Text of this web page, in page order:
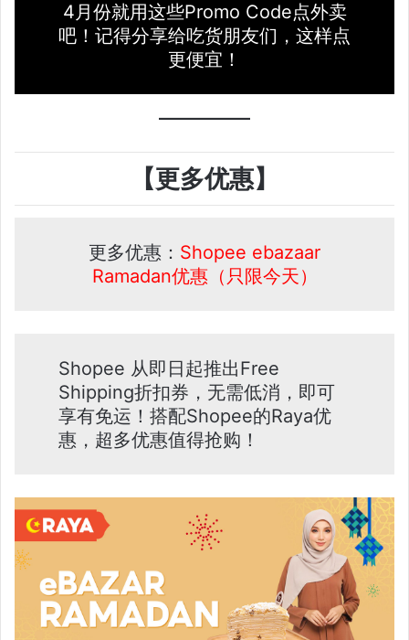
4月份就用这些Promo Code点外卖
吧！记得分享给吃货朋友们，这样点
更便宜！
【更多优惠】
更多优惠： Shopee ebazaar
Ramadan优惠（只限今天）
Shopee 从即日起推出Free
Shipping折扣券，无需低消，即可
享有免运！搭配Shopee的Raya优
惠，超多优惠值得抢购！